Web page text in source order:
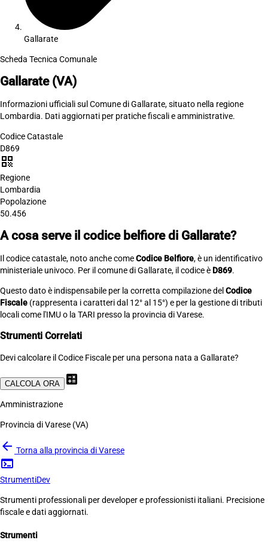
Gallarate
Scheda Tecnica Comunale
Gallarate (VA)
Informazioni ufficiali sul Comune di Gallarate, situato nella regione
Lombardia. Dati aggiornati per pratiche fiscali e amministrative.
Codice Catastale
D869
qr_code
Regione
Lombardia
Popolazione
50.456
A cosa serve il codice belfiore di Gallarate?
Il codice catastale, noto anche comeCodice Belfiore, è un identificativo
ministeriale univoco. Per il comune di Gallarate, il codice è D869.
Questo dato è indispensabile per la corretta compilazione del Codice
Fiscale (rappresenta i caratteri dal 12° al 15°) e per la gestione di tributi
locali come l'IMU o la TARI presso la provincia di Varese.
Strumenti Correlati
Devi calcolare il Codice Fiscale per una persona nata a Gallarate?
CALCOLA ORA calculate
Amministrazione
Provincia di Varese (VA)
arrow_back Torna alla provincia di Varese
terminal
StrumentiDev
Strumenti professionali per developer e professionisti italiani. Precisione
fiscale e dati aggiornati.
Strumenti